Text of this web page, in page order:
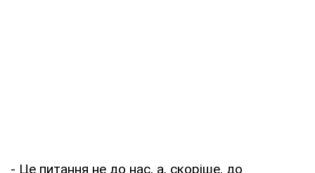
- Це питання не до нас, а, скоріше, до